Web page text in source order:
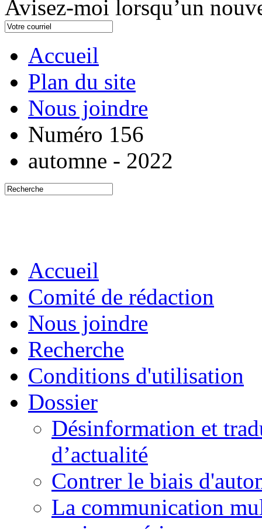
Avisez-moi lorsqu’un
Accueil
Plan du site
Nous joindre
Numéro 156
automne - 2022
Accueil
Comité de rédaction
Nous joindre
Recherche
Conditions d'utilisation
Dossier
Désinformation et
d’actualité
Contrer le biais
La communication